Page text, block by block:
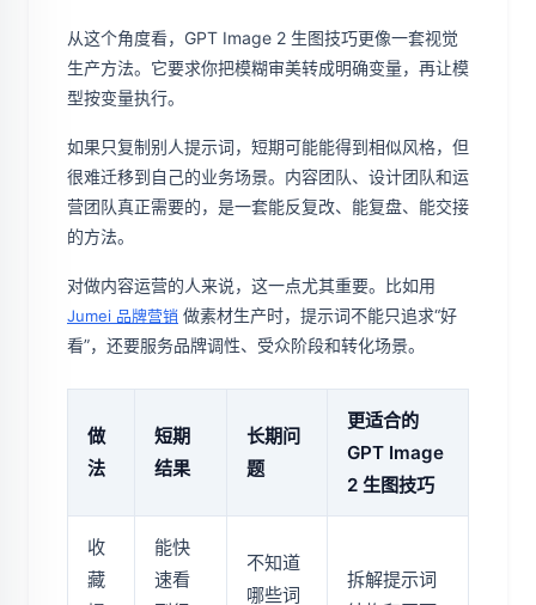
从这个角度看，GPT Image 2 生图技巧更像一套视觉
生产方法。它要求你把模糊审美转成明确变量，再让模
型按变量执行。
如果只复制别人提示词，短期可能能得到相似风格，但
很难迁移到自己的业务场景。内容团队、设计团队和运
营团队真正需要的，是一套能反复改、能复盘、能交接
的方法。
对做内容运营的人来说，这一点尤其重要。比如用
Jumei 品牌营销 做素材生产时，提示词不能只追求“好
看”，还要服务品牌调性、受众阶段和转化场景。
做
法
短期
结果
长期问
题
更适合的
GPT Image
2 生图技巧
收
藏
能快
速看
不知道
哪些词
拆解提示词